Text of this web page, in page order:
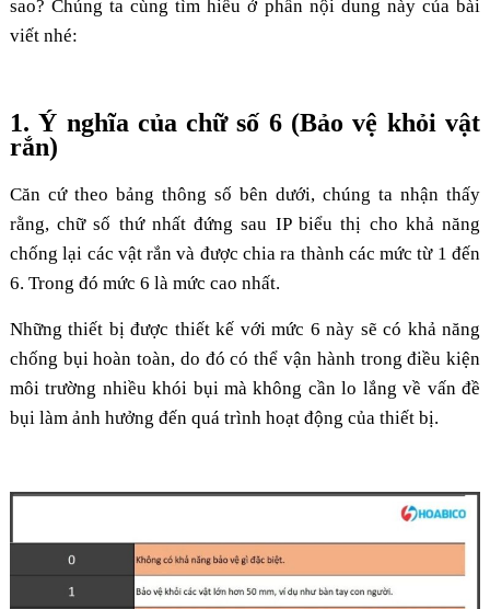
sao? Chúng ta cùng tìm hiểu ở phần nội dung này của bài
viết nhé:
1. Ý nghĩa của chữ số 6 (Bảo vệ khỏi vật
rắn)
Căn cứ theo bảng thông số bên dưới, chúng ta nhận thấy
rằng, chữ số thứ nhất đứng sau IP biểu thị cho khả năng
chống lại các vật rắn và được chia ra thành các mức từ 1 đến
6. Trong đó mức 6 là mức cao nhất.
Những thiết bị được thiết kế với mức 6 này sẽ có khả năng
chống bụi hoàn toàn, do đó có thể vận hành trong điều kiện
môi trường nhiều khói bụi mà không cần lo lắng về vấn đề
bụi làm ảnh hưởng đến quá trình hoạt động của thiết bị.